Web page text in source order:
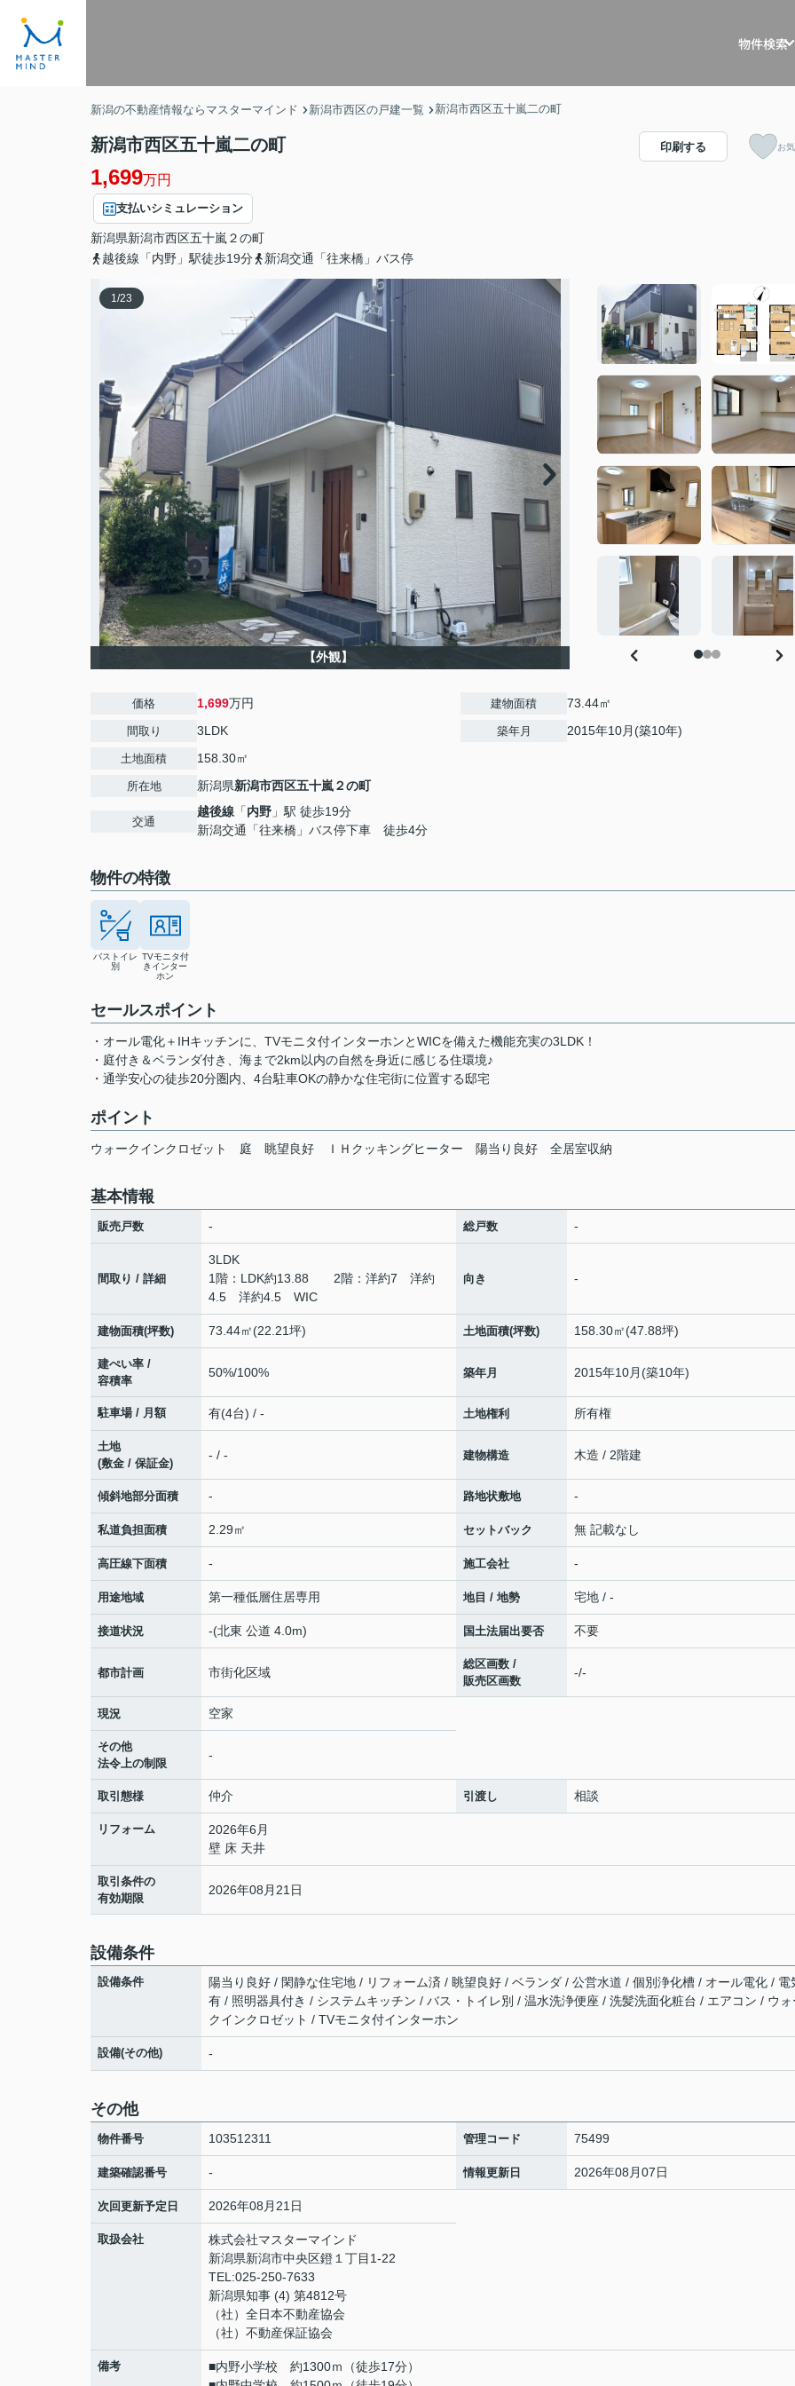
物件検索
戸建を探す
マンションを
戸建・マ
住宅ロー
相続相談
空き家管
新潟の不動産情報ならマスターマインド 新潟市西区の戸建一覧 新潟市西区五十嵐二の町
新潟市西区五十嵐二の町
1,699万円
支払いシミュレーション
新潟県新潟市西区五十嵐２の町
越後線「内野」駅徒歩19分
新潟交通「往来橋」バス停
印刷する お
1/23
【外観】
価格 1,699万円
間取り 3LDK
土地面積 158.30㎡
所在地 新潟県新潟市西区五十嵐２の町
交通
越後線 「内野 」駅 徒歩19分
新潟交通「往来橋」バス停下車 徒歩4分
建物面積 73.44㎡
築年月 2015年10月(築10年)
物件の特徴
バストイレ
別
TVモニタ付
きインター
ホン
セールスポイント
・オール電化＋IHキッチンに、TVモニタ付インターホンとWICを備えた機能充実の3LDK！
・庭付き＆ベランダ付き、海まで2km以内の自然を身近に感じる住環境♪
・通学安心の徒歩20分圏内、4台駐車OKの静かな住宅街に位置する邸宅
ポイント
ウォークインクロゼット 庭 眺望良好 ＩＨクッキングヒーター 陽当り良好 全居室収納
基本情報
販売戸数 - 総戸数 -
間取り / 詳細
3LDK
1階：LDK約13.88 2階：洋約7 洋約
4.5 洋約4.5 WIC
向き -
建物面積(坪数) 73.44㎡(22.21坪) 土地面積(坪数) 158.30㎡(47.88坪)
建ぺい率 /
容積率
50%/100% 築年月 2015年10月(築10年)
駐車場 / 月額 有(4台) / - 土地権利 所有権
土地
(敷金 / 保証金)
- / - 建物構造 木造 / 2階建
傾斜地部分面積 - 路地状敷地 -
私道負担面積 2.29㎡ セットバック 無 記載なし
高圧線下面積 - 施工会社 -
用途地域 第一種低層住居専用 地目 / 地勢 宅地 / -
接道状況 -(北東 公道 4.0m) 国土法届出要否 不要
都市計画 市街化区域
総区画数 /
販売区画数
-/-
現況 空家
その他
法令上の制限
-
取引態様 仲介 引渡し 相談
リフォーム
2026年6月
壁 床 天井
取引条件の
有効期限
2026年08月21日
設備条件
設備条件
陽当り良好 / 閑静な住宅地 / リフォーム済 / 眺望良好 / ベランダ / 公営水道 / 個別浄化槽 / オール電化 / 電
有 / 照明器具付き / システムキッチン / バス・トイレ別 / 温水洗浄便座 / 洗髪洗面化粧台 / エアコン / ウォ
クインクロゼット / TVモニタ付インターホン
設備(その他) -
その他
物件番号 103512311 管理コード 75499
建築確認番号 - 情報更新日 2026年08月07日
次回更新予定日 2026年08月21日
取扱会社
株式会社マスターマインド
新潟県新潟市中央区鐙１丁目1-22
TEL:025-250-7633
新潟県知事 (4) 第4812号
（社）全日本不動産協会
（社）不動産保証協会
備考
■内野小学校 約1300ｍ（徒歩17分）